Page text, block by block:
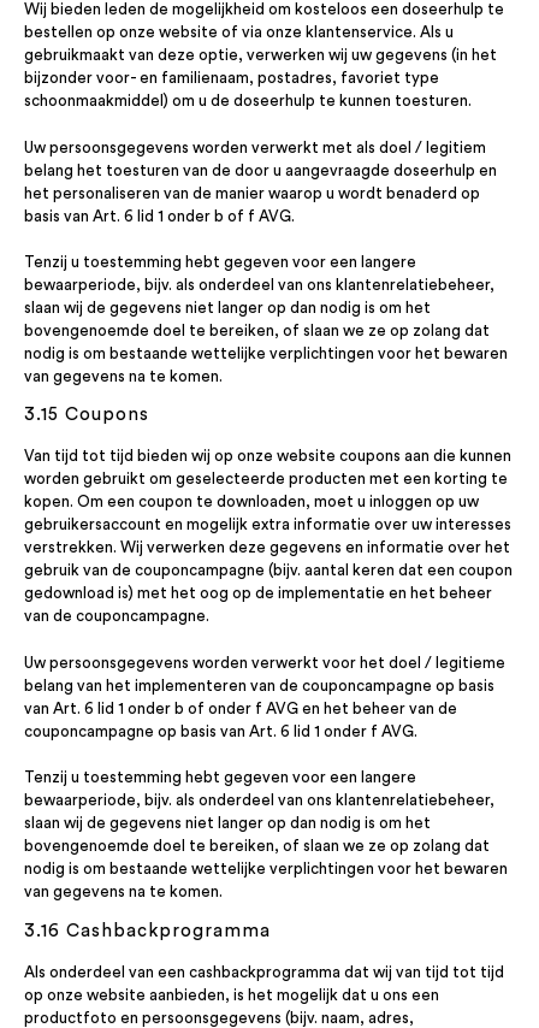
Wij bieden leden de mogelijkheid om kosteloos een doseerhulp te
bestellen op onze website of via onze klantenservice. Als u
gebruikmaakt van deze optie, verwerken wij uw gegevens (in het
bijzonder voor- en familienaam, postadres, favoriet type
schoonmaakmiddel) om u de doseerhulp te kunnen toesturen.
Uw persoonsgegevens worden verwerkt met als doel / legitiem
belang het toesturen van de door u aangevraagde doseerhulp en
het personaliseren van de manier waarop u wordt benaderd op
basis van Art. 6 lid 1 onder b of f AVG.
Tenzij u toestemming hebt gegeven voor een langere
bewaarperiode, bijv. als onderdeel van ons klantenrelatiebeheer,
slaan wij de gegevens niet langer op dan nodig is om het
bovengenoemde doel te bereiken, of slaan we ze op zolang dat
nodig is om bestaande wettelijke verplichtingen voor het bewaren
van gegevens na te komen.
3.15 Coupons
Van tijd tot tijd bieden wij op onze website coupons aan die kunnen
worden gebruikt om geselecteerde producten met een korting te
kopen. Om een coupon te downloaden, moet u inloggen op uw
gebruikersaccount en mogelijk extra informatie over uw interesses
verstrekken. Wij verwerken deze gegevens en informatie over het
gebruik van de couponcampagne (bijv. aantal keren dat een coupon
gedownload is) met het oog op de implementatie en het beheer
van de couponcampagne.
Uw persoonsgegevens worden verwerkt voor het doel / legitieme
belang van het implementeren van de couponcampagne op basis
van Art. 6 lid 1 onder b of onder f AVG en het beheer van de
couponcampagne op basis van Art. 6 lid 1 onder f AVG.
Tenzij u toestemming hebt gegeven voor een langere
bewaarperiode, bijv. als onderdeel van ons klantenrelatiebeheer,
slaan wij de gegevens niet langer op dan nodig is om het
bovengenoemde doel te bereiken, of slaan we ze op zolang dat
nodig is om bestaande wettelijke verplichtingen voor het bewaren
van gegevens na te komen.
3.16 Cashbackprogramma
Als onderdeel van een cashbackprogramma dat wij van tijd tot tijd
op onze website aanbieden, is het mogelijk dat u ons een
productfoto en persoonsgegevens (bijv. naam, adres,